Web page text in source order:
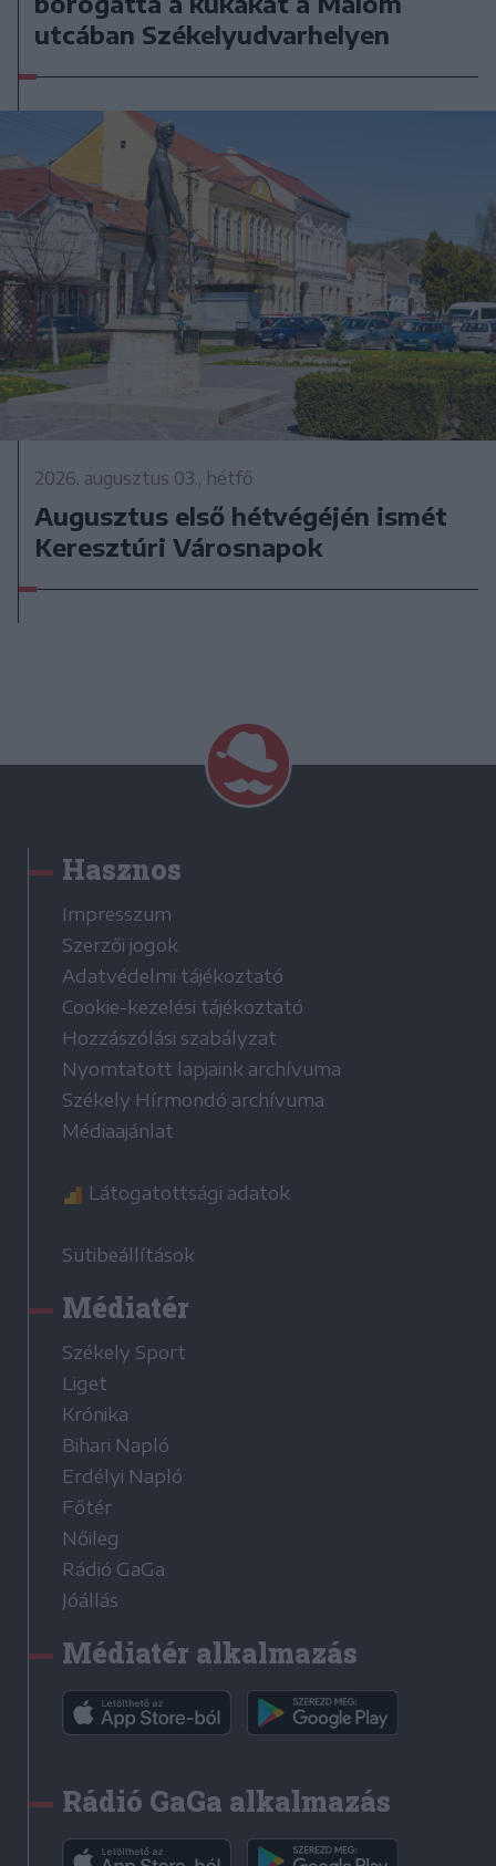
utcában Székelyudvarhelyen
2026. augusztus 03., hétfő
Augusztus első hétvégéjén ismét
Keresztúri Városnapok
Hasznos
Impresszum
Szerzői jogok
Adatvédelmi tájékoztató
Cookie-kezelési tájékoztató
Hozzászólási szabályzat
Nyomtatott lapjaink archívuma
Székely Hírmondó archívuma
Médiaajánlat
Látogatottsági adatok
Sütibeállítások
Médiatér
Székely Sport
Liget
Krónika
Bihari Napló
Erdélyi Napló
Főtér
Nőileg
Rádió GaGa
Jóállás
Médiatér alkalmazás
Rádió GaGa alkalmazás